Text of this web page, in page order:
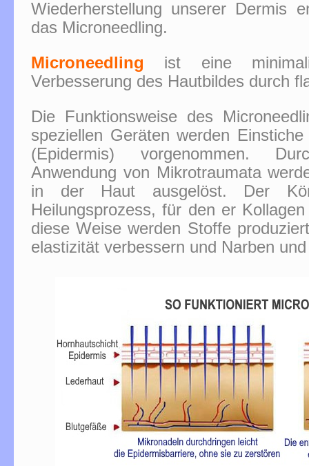
Wiederherstellung unserer Dermis
das Microneedling.
Microneedling ist eine
Verbesserung des Hautbildes durch
Die Funktionsweise des
speziellen Geräten werden
(Epidermis) vorgenommen.
Anwendung von Mikrotraumata
in der Haut ausgelöst. Der
Heilungsprozess, für den er
diese Weise werden Stoffe
elastizität verbessern und Narben